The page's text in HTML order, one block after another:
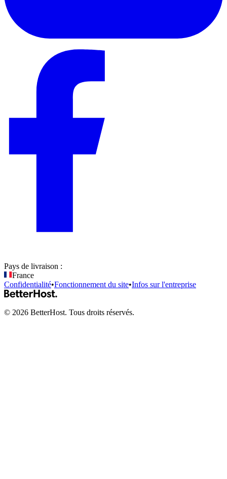
Pays de livraison :
France
Confidentialité•Fonctionnement du site•Infos sur l'entreprise
© 2026 BetterHost. Tous droits réservés.